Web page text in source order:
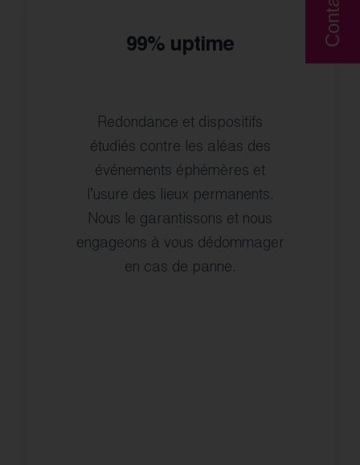
99% uptime
Redondance et dispositifs
étudiés contre les aléas des
événements éphémères et
l’usure des lieux permanents.
Nous le garantissons et nous
engageons à vous dédommager
en cas de panne.